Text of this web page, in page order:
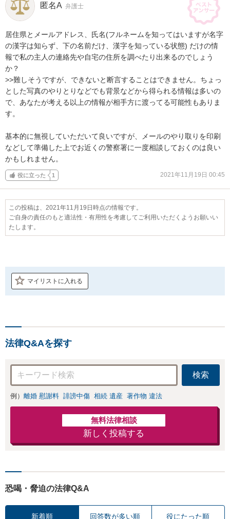
匿名A 弁護士
居住県とメールアドレス、氏名(フルネームを知ってはいますが名字
の漢字は知らず、下の名前だけ、漢字を知っている状態) だけの情
報で私の主人の連絡先や自宅の住所を調べたり出来るのでしょう
か？
>>難しそうですが、できないと断言することはできません。ちょっ
とした写真のやりとりなどでも背景などから得られる情報は多いの
で、あなたが考える以上の情報が相手方に渡ってる可能性もありま
す。
基本的に無視していただいて良いですが、メールのやり取りを印刷
などして準備した上でお近くの警察署に一度相談しておくのは良い
かもしれません。
役に立った 1 2021年11月19日 00:45
この投稿は、2021年11月19日時点の情報です。
ご自身の責任のもと適法性・有用性を考慮してご利用いただくようお願いい
たします。
マイリストに入れる
法律Q&Aを探す
検索
例） 離婚 慰謝料 誹謗中傷 相続 遺産 著作物 違法
無料法律相談
新しく投稿する
恐喝・脅迫の法律Q&A
新着順 回答数が多い順 役にたった順